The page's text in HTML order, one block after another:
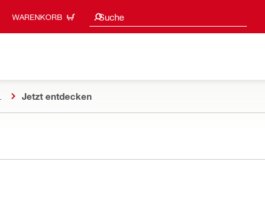
WARENKORB Suche
Suchvorschläge
Jetzt entdecken